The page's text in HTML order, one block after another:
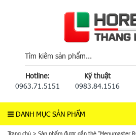
Hotline:
0963.71.5151
Kỹ thuật
0983.84.1516
DANH MỤC SẢN PHẨM
Trang chủ > Sản phẩm được gắn thẻ “Menumaster